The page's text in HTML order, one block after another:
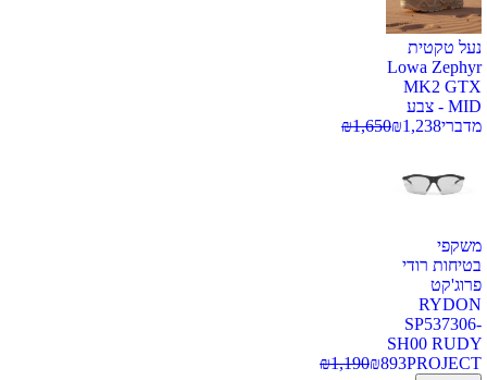
נעל טקטית
Lowa Zephyr
MK2 GTX
MID - צבע
מדברי
₪1,238
₪1,650
משקפי
בטיחות רודי
פרוג'קט
RYDON
SP537306-
SH00 RUDY
PROJECT
₪893
₪1,190